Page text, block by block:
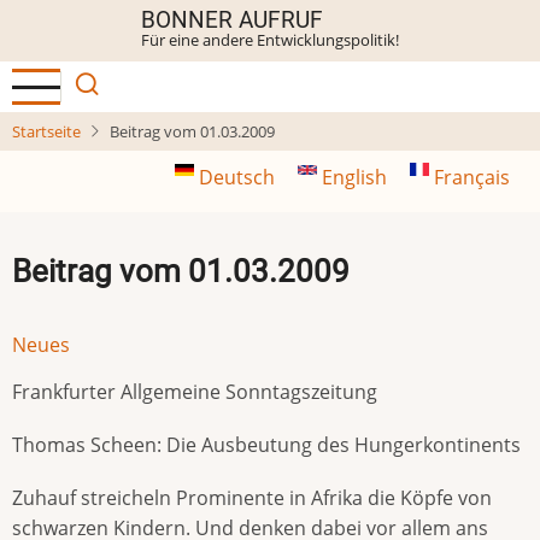
Inhalt
BONNER AUFRUF
Für eine andere Entwicklungspolitik!
Startseite Beitrag vom 01.03.2009
Deutsch English Français
Beitrag vom 01.03.2009
Neues
Frankfurter Allgemeine Sonntagszeitung
Thomas Scheen: Die Ausbeutung des Hungerkontinents
Zuhauf streicheln Prominente in Afrika die Köpfe von
schwarzen Kindern. Und denken dabei vor allem ans